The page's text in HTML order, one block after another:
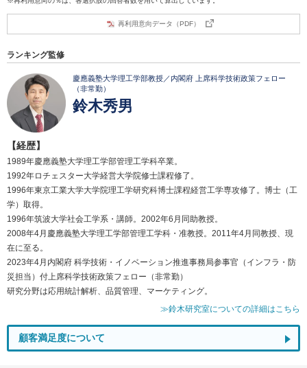
再利用意向データ（PDF）
ランキング監修
慶應義塾大学理工学部教授／内閣府 上席科学技術政策フェロー
（非常勤）
鈴木秀男
【経歴】
1989年慶應義塾大学理工学部管理工学科卒業。
1992年ロチェスター大学経営大学院修士課程修了。
1996年東京工業大学大学院理工学研究科博士課程経営工学専攻修了。博士（工
学）取得。
1996年筑波大学社会工学系・講師。2002年6月同助教授。
2008年4月慶應義塾大学理工学部管理工学科・准教授。2011年4月同教授、現
在に至る。
2023年4月内閣府 科学技術・イノベーション推進事務局参事官（インフラ・防
災担当）付上席科学技術政策フェロー（非常勤）
研究分野は応用統計解析、品質管理、マーケティング。
≫鈴木研究室についての詳細はこちら
顧客満足度について